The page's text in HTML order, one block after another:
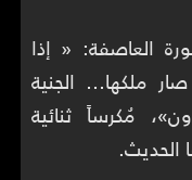
العاصفة: « إذا
ملكها… الجنية
مُكرساً ثنائية
الحديث.